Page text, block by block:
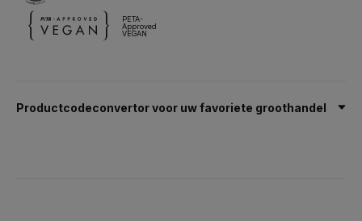
PETA-
Approved
VEGAN
Productcodeconvertor voor uw favoriete groothandel